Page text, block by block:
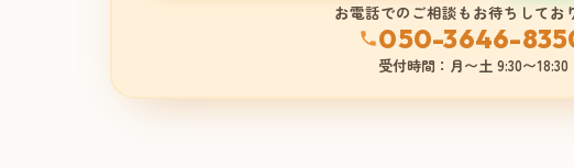
お電話でのご相談もお待ちしてお
050-3646-
受付時間：月〜土 9:30〜18:30